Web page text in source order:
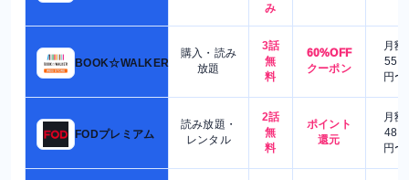
み
BOOK☆WALKER
購入・読み
放題
3話
無
料
60%OFF
クーポン
月額
550
円〜
FODプレミアム
読み放題・
レンタル
2話
無
料
ポイント
還元
月額
480
円〜